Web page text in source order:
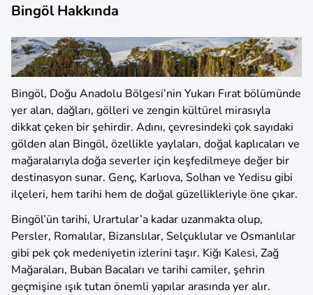
Bingöl Hakkında
Bingöl, Doğu Anadolu Bölgesi’nin Yukarı Fırat bölümünde
yer alan, dağları, gölleri ve zengin kültürel mirasıyla
dikkat çeken bir şehirdir. Adını, çevresindeki çok sayıdaki
gölden alan Bingöl, özellikle yaylaları, doğal kaplıcaları ve
mağaralarıyla doğa severler için keşfedilmeye değer bir
destinasyon sunar. Genç, Karlıova, Solhan ve Yedisu gibi
ilçeleri, hem tarihi hem de doğal güzellikleriyle öne çıkar.
Bingöl’ün tarihi, Urartular’a kadar uzanmakta olup,
Persler, Romalılar, Bizanslılar, Selçuklular ve Osmanlılar
gibi pek çok medeniyetin izlerini taşır. Kiğı Kalesi, Zağ
Mağaraları, Buban Bacaları ve tarihi camiler, şehrin
geçmişine ışık tutan önemli yapılar arasında yer alır.